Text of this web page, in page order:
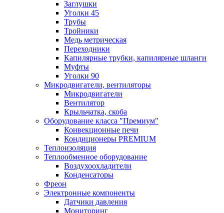
Заглушки
Уголки 45
Трубы
Тройники
Медь метрическая
Переходники
Капилярные трубки, капилярные шланги
Муфты
Уголки 90
Микродвигатели, вентиляторы
Микродвигатели
Вентилятор
Крыльчатка, скоба
Оборудование класса "Премиум"
Конвекционные печи
Кондиционеры PREMIUM
Теплоизоляция
Теплообменное оборудование
Воздухоохладители
Конденсаторы
Фреон
Электронные компоненты
Датчики давления
Мониторинг